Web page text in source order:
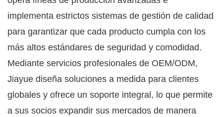
implementa estrictos sistemas de gestión de calidad
para garantizar que cada producto cumpla con los
más altos estándares de seguridad y comodidad.
Mediante servicios profesionales de OEM/ODM,
Jiayue diseña soluciones a medida para clientes
globales y ofrece un soporte integral, lo que permite
a sus socios expandir sus mercados de manera